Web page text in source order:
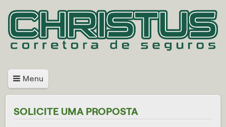
Menu
SOLICITE UMA PROPOSTA